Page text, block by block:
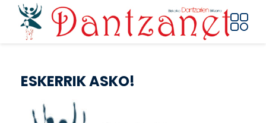
Pasar al contenido principal
ESKERRIK ASKO!